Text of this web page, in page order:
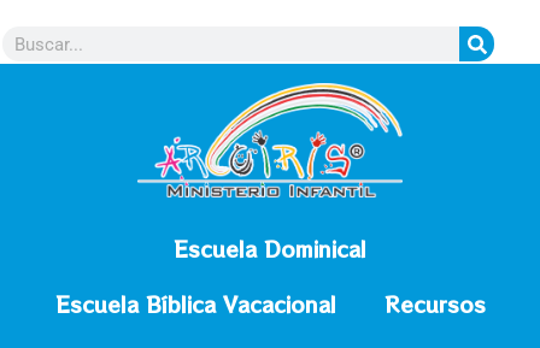
Escuela Dominical
Escuela Bíblica Vacacional
Recursos